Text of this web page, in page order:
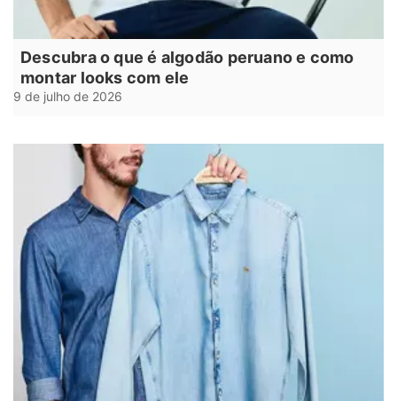
Descubra o que é algodão peruano e como
montar looks com ele
9 de julho de 2026